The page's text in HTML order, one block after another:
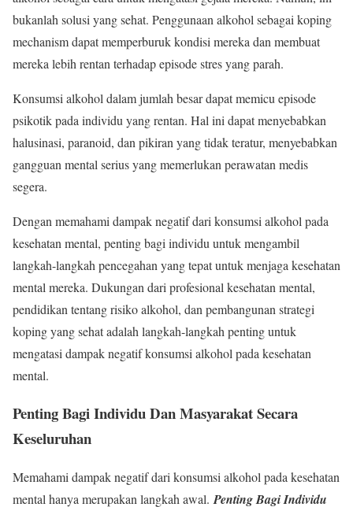
bukanlah solusi yang sehat. Penggunaan alkohol sebagai koping
mechanism dapat memperburuk kondisi mereka dan membuat
mereka lebih rentan terhadap episode stres yang parah.
Konsumsi alkohol dalam jumlah besar dapat memicu episode
psikotik pada individu yang rentan. Hal ini dapat menyebabkan
halusinasi, paranoid, dan pikiran yang tidak teratur, menyebabkan
gangguan mental serius yang memerlukan perawatan medis
segera.
Dengan memahami dampak negatif dari konsumsi alkohol pada
kesehatan mental, penting bagi individu untuk mengambil
langkah-langkah pencegahan yang tepat untuk menjaga kesehatan
mental mereka. Dukungan dari profesional kesehatan mental,
pendidikan tentang risiko alkohol, dan pembangunan strategi
koping yang sehat adalah langkah-langkah penting untuk
mengatasi dampak negatif konsumsi alkohol pada kesehatan
mental.
Penting Bagi Individu Dan Masyarakat Secara
Keseluruhan
Memahami dampak negatif dari konsumsi alkohol pada kesehatan
mental hanya merupakan langkah awal. Penting Bagi Individu